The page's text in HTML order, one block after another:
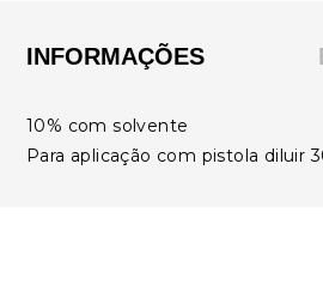
INFORMAÇÕES
10% com solvente
Para aplicação com pistola diluir